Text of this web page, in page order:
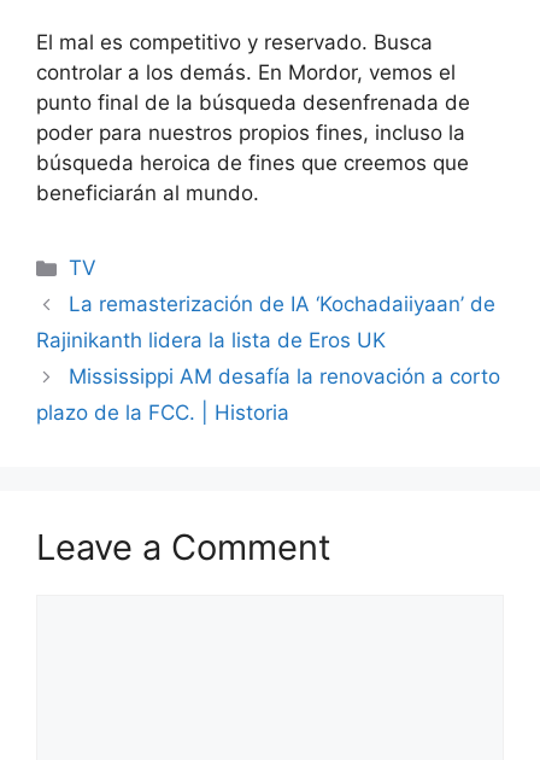
El mal es competitivo y reservado. Busca
controlar a los demás. En Mordor, vemos el
punto final de la búsqueda desenfrenada de
poder para nuestros propios fines, incluso la
búsqueda heroica de fines que creemos que
beneficiarán al mundo.
Categories
TV
La remasterización de IA ‘Kochadaiiyaan’ de
Rajinikanth lidera la lista de Eros UK
Mississippi AM desafía la renovación a corto
plazo de la FCC. | Historia
Leave a Comment